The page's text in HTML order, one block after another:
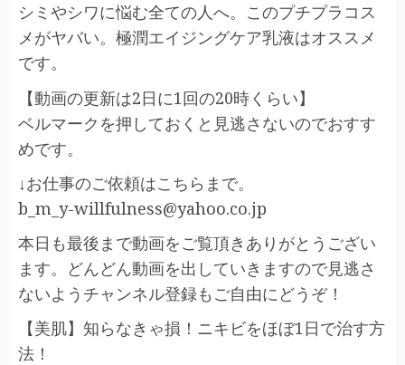
シミやシワに悩む全ての人へ。このプチプラコス
メがヤバい。極潤エイジングケア乳液はオススメ
です。
【動画の更新は2日に1回の20時くらい】
ベルマークを押しておくと見逃さないのでおすす
めです。
↓お仕事のご依頼はこちらまで。
b_m_y-willfulness@yahoo.co.jp
本日も最後まで動画をご覧頂きありがとうござい
ます。どんどん動画を出していきますので見逃さ
ないようチャンネル登録もご自由にどうぞ！
【美肌】知らなきゃ損！ニキビをほぼ1日で治す方
法！